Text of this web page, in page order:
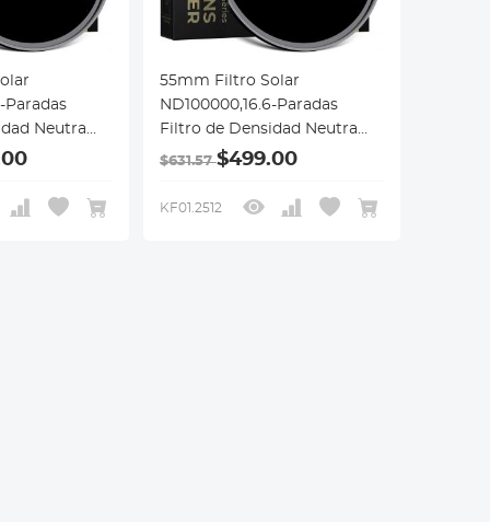
Paradas
Neutra
DSLR,
55mm Filtro Solar
ND100000,16.6-Paradas
Filtro de Densidad Neutra
Sólido para Cámara DSLR,
$631.57$499.00
KF01.2512